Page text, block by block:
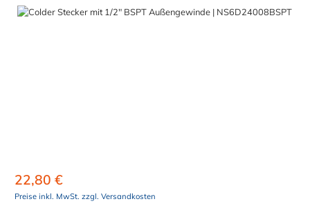
Bildergalerie überspringen
22,80 €
Preise inkl. MwSt. zzgl. Versandkosten